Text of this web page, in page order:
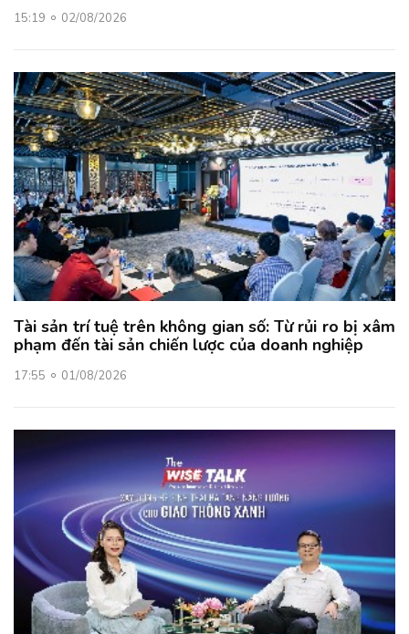
15:19 02/08/2026
Tài sản trí tuệ trên không gian số: Từ rủi ro bị xâm
phạm đến tài sản chiến lược của doanh nghiệp
17:55 01/08/2026